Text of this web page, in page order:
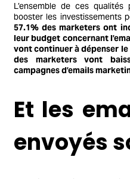
L’ensemble de ces
booster les investissements
57.1% des marketers ont
leur budget concernant
vont continuer à dépenser
des marketers vont
campagnes d’emails
Et les
envoyés